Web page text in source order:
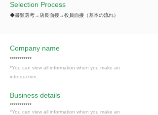
Selection Process
◆書類選考→店長面接→役員面接（基本の流れ）
Company name
***********
*You can view all information when you make an
introduction.
​Business details
***********
*You can view all information when you make an